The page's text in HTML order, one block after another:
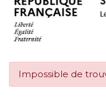
Impossible de